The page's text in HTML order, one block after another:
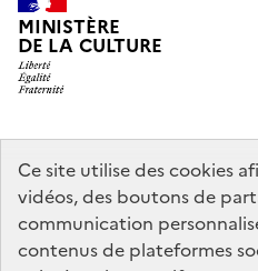
Ce site utilise des cookies
vidéos, des boutons de
communication
contenus de plateformes
MINISTÈRE
DE LA CULTURE
legifrance.gouv.fr
service-public.gouv.fr